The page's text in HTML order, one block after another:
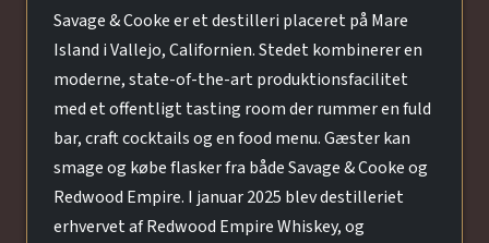
Savage & Cooke er et destilleri placeret på Mare
Island i Vallejo, Californien. Stedet kombinerer en
moderne, state-of-the-art produktionsfacilitet
med et offentligt tasting room der rummer en fuld
bar, craft cocktails og en food menu. Gæster kan
smage og købe flasker fra både Savage & Cooke og
Redwood Empire. I januar 2025 blev destilleriet
erhvervet af Redwood Empire Whiskey, og